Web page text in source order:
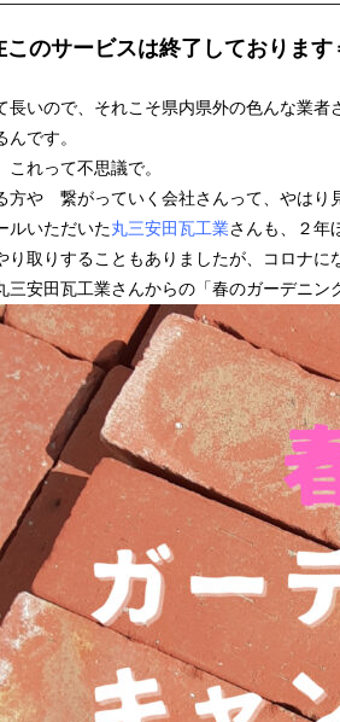
このサービスは終了しております
長いので、それこそ県内県外の色んな業
んです。
これって不思議で。
方や 繋がっていく会社さんって、やはり
ルいただいた丸三安田瓦工業さんも、２年
り取りすることもありましたが、コロナに
三安田瓦工業さんからの「春のガーデニン